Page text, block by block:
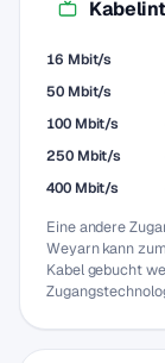
16 Mbit/s
50 Mbit/s
100 Mbit/s
250 Mbit/s
400 Mbit/s
Eine andere
Weyarn kann
Kabel gebucht